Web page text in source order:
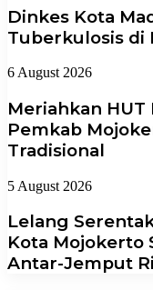
Dinkes Kota
Tuberkulosis di
6 August 2026
Meriahkan HUT
Pemkab
Tradisional
5 August 2026
Lelang
Kota Mojokerto
Antar-Jemput